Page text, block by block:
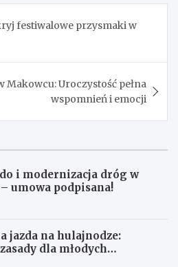
festiwalowe przysmaki w
Makowcu: Uroczystość pełna
wspomnień i emocji
i modernizacja dróg w
umowa podpisana!
jazda na hulajnodze:
dla młodych